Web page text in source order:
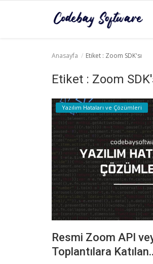
Yazılım Dilleri
Anasayfa Etiket : Zoom SDK'sı
Etiket : Zoom
Yazılım Hataları ve Çözümleri
Resmi Zoom API
Toplantılara